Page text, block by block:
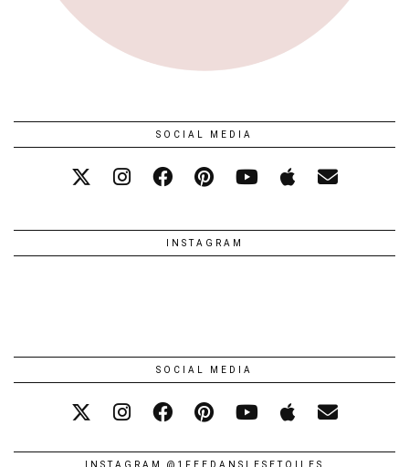
SOCIAL MEDIA
INSTAGRAM
SOCIAL MEDIA
INSTAGRAM @1FEEDANSLESETOILES